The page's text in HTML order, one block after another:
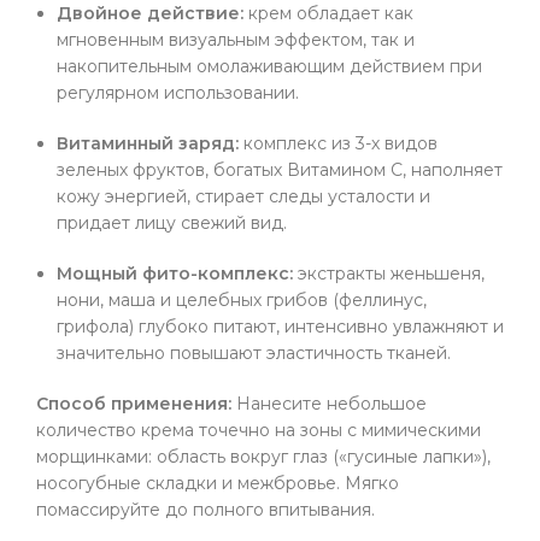
Двойное действие: крем обладает как
мгновенным визуальным эффектом, так и
накопительным омолаживающим действием при
регулярном использовании.
Витаминный заряд: комплекс из 3-х видов
зеленых фруктов, богатых Витамином С, наполняет
кожу энергией, стирает следы усталости и
придает лицу свежий вид.
Мощный фито-комплекс: экстракты женьшеня,
нони, маша и целебных грибов (феллинус,
грифола) глубоко питают, интенсивно увлажняют и
значительно повышают эластичность тканей.
Способ применения: Нанесите небольшое
количество крема точечно на зоны с мимическими
морщинками: область вокруг глаз («гусиные лапки»),
носогубные складки и межбровье. Мягко
помассируйте до полного впитывания.